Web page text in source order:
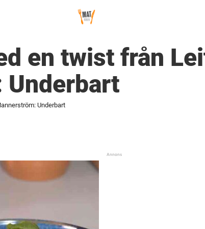
en twist från
Underbart
Underbart